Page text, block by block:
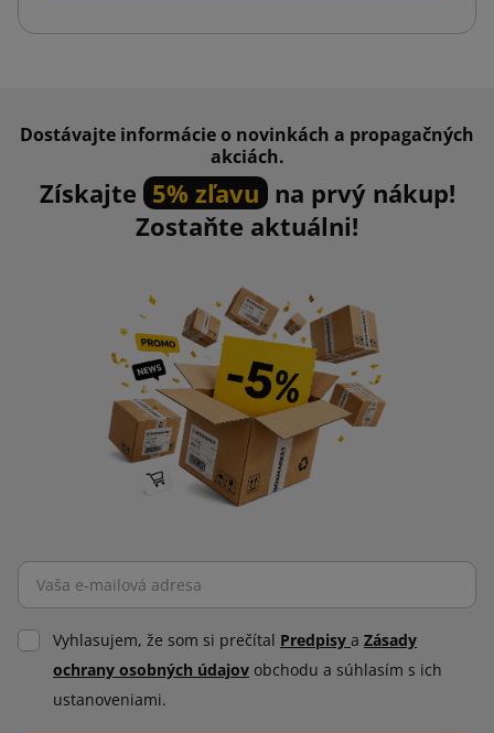
Dostávajte informácie o novinkách a propagačných
akciách.
Získajte 5% zľavu na prvý nákup!
Zostaňte aktuálni!
Vyhlasujem, že som si prečítal Predpisy a Zásady
ochrany osobných údajov obchodu a súhlasím s ich
ustanoveniami.